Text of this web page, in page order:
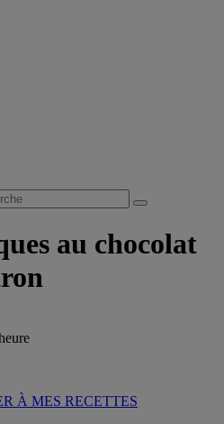
au chocolat
À MES RECETTES